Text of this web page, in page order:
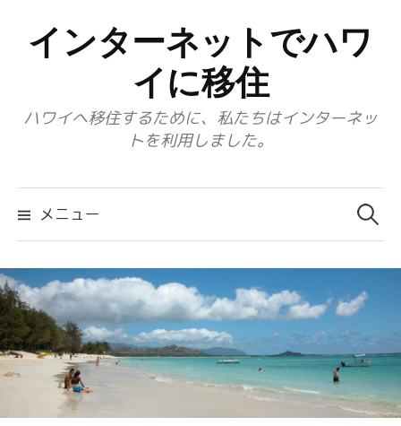
ン
ツ
ッ
インターネットでハワ
イに移住
ハワイへ移住するために、私たちはインターネッ
トを利用しました。
メニュー
検
索: